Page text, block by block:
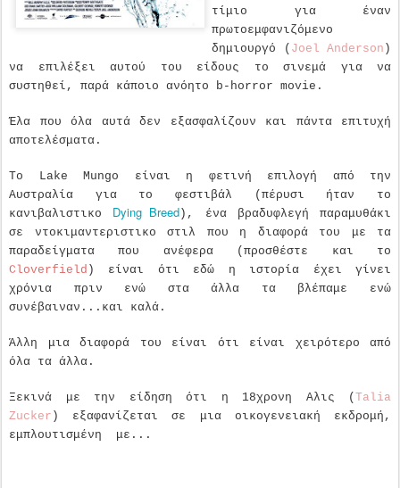
τίμιο για έναν
πρωτοεμφανιζόμενο
δημιουργό ( Joel Anderson )
να επιλέξει αυτού του είδους το σινεμά για να
συστηθεί, παρά κάποιο ανόητο b-horror movie.
Έλα που όλα αυτά δεν εξασφαλίζουν και πάντα επιτυχή
αποτελέσματα.
Το Lake Mungo είναι η φετινή επιλογή από την
Αυστραλία για το φεστιβάλ (πέρυσι ήταν το
κανιβαλιστικο Dying Breed ), ένα βραδυφλεγή παραμυθάκι
σε ντοκιμαντεριστικο στιλ που η διαφορά του με τα
παραδείγματα που ανέφερα (προσθέστε και το
Cloverfield ) είναι ότι εδώ η ιστορία έχει γίνει
χρόνια πριν ενώ στα άλλα τα βλέπαμε ενώ
συνέβαιναν...και καλά.
Άλλη μια διαφορά του είναι ότι είναι χειρότερο από
όλα τα άλλα.
Ξεκινά με την είδηση ότι η 18χρονη Αλις ( Talia
Zucker ) εξαφανίζεται σε μια οικογενειακή εκδρομή,
εμπλουτισμένη με...